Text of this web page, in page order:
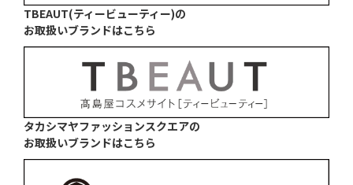
TBEAUT(ティービューティー)の
お取扱いブランドはこちら
タカシマヤファッションスクエアの
お取扱いブランドはこちら